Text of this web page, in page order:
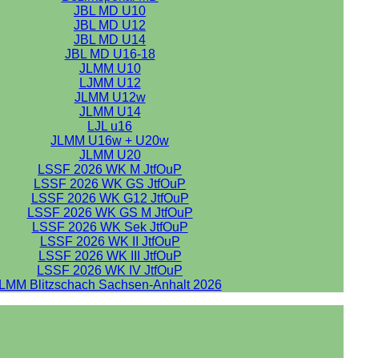
JBL MD U10
JBL MD U12
JBL MD U14
JBL MD U16-18
JLMM U10
LJMM U12
JLMM U12w
JLMM U14
LJL u16
JLMM U16w + U20w
JLMM U20
LSSF 2026 WK M JtfOuP
LSSF 2026 WK GS JtfOuP
LSSF 2026 WK G12 JtfOuP
LSSF 2026 WK GS M JtfOuP
LSSF 2026 WK Sek JtfOuP
LSSF 2026 WK II JtfOuP
LSSF 2026 WK III JtfOuP
LSSF 2026 WK IV JtfOuP
LMM Blitzschach Sachsen-Anhalt 2026